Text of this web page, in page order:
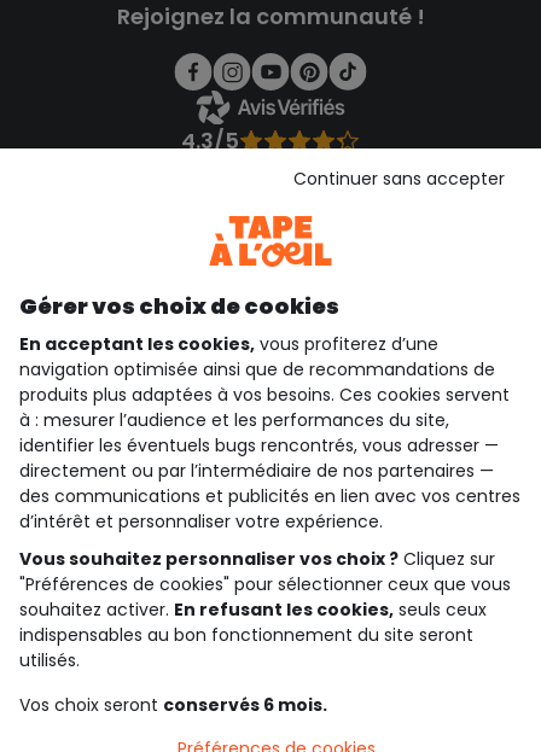
Rejoignez la communauté !
4.3/5
Voir l’attestation de confiance
Téléchargez notre application
Découvrir notre application
qui sommes-nous ?
besoin d'aide ?
le club fidélité
notre catalogue
Conditions générales de ventes et d'utilisation
Politique de confidentialité
Cookies et données personnelles
Gérer vos choix de cookies
En acceptant les cookies, vous profiterez d’une
navigation optimisée ainsi que de recommandations de
produits plus adaptées à vos besoins. Ces cookies servent
à : mesurer l’audience et les performances du site,
identifier les éventuels bugs rencontrés, vous adresser —
directement ou par l’intermédiaire de nos partenaires —
des communications et publicités en lien avec vos centres
d’intérêt et personnaliser votre expérience.
Vous souhaitez personnaliser vos choix ? Cliquez sur
"Préférences de cookies" pour sélectionner ceux que vous
souhaitez activer. En refusant les cookies, seuls ceux
indispensables au bon fonctionnement du site seront
utilisés.
Vos choix seront conservés 6 mois.
Continuer sans accepter